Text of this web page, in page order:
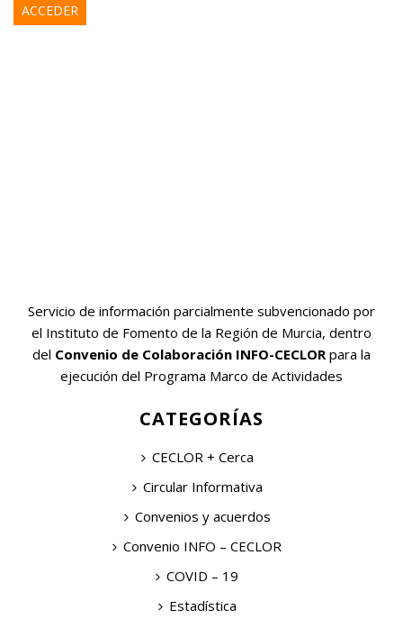
ACCEDER
Servicio de información parcialmente subvencionado por
el Instituto de Fomento de la Región de Murcia, dentro
del Convenio de Colaboración INFO-CECLOR para la
ejecución del Programa Marco de Actividades
CATEGORÍAS
CECLOR + Cerca
Circular Informativa
Convenios y acuerdos
Convenio INFO – CECLOR
COVID – 19
Estadística